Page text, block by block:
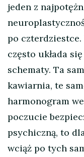
jeden z
po
często układa
schematy. Ta
kawiarnia, te
harmonogram
poczucie
psychiczną, to
wciąż po tych